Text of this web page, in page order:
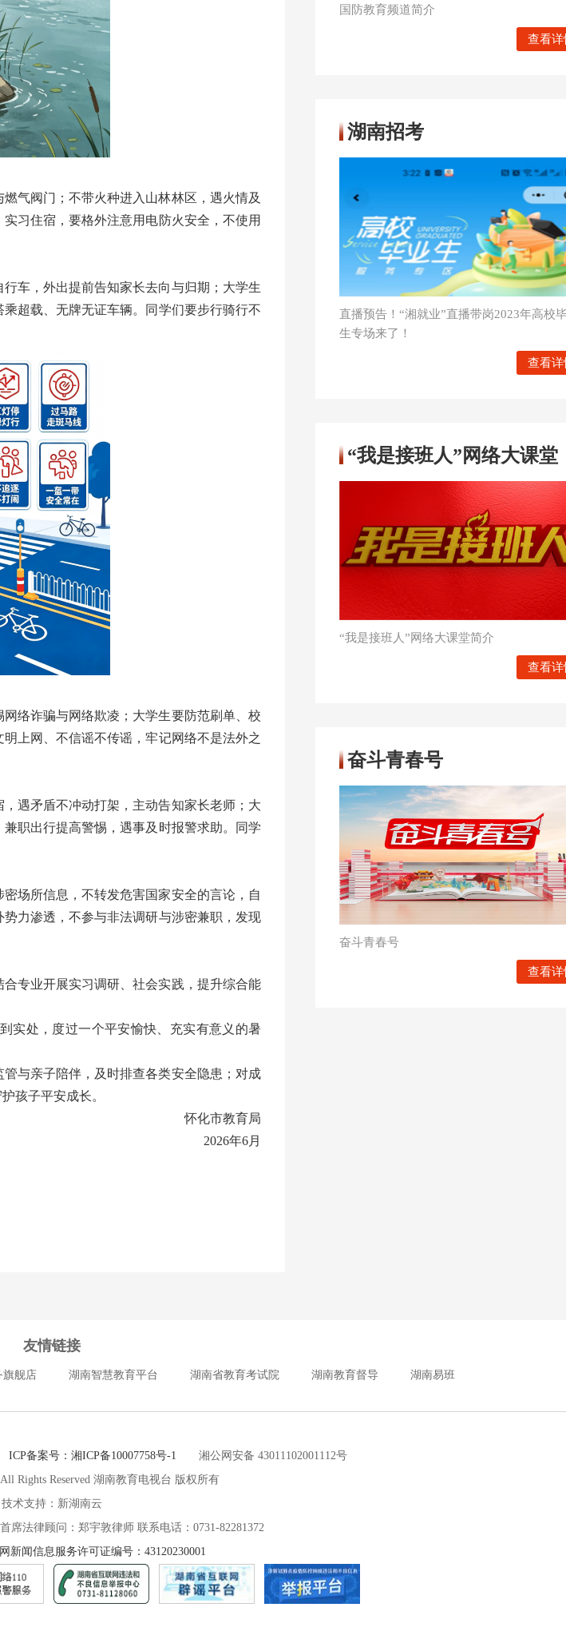
气阀门；不带火种进入山林林区，遇火情及
习住宿，要格外注意用电防火安全，不使用
车，外出提前告知家长去向与归期；大学生
超载、无牌无证车辆。同学们要步行骑行不
络诈骗与网络欺凌；大学生要防范刷单、校
上网、不信谣不传谣，牢记网络不是法外之
遇矛盾不冲动打架，主动告知家长老师；大
职出行提高警惕，遇事及时报警求助。同学
场所信息，不转发危害国家安全的言论，自
力渗透，不参与非法调研与涉密兼职，发现
专业开展实习调研、社会实践，提升综合能
实处，度过一个平安愉快、充实有意义的暑
与亲子陪伴，及时排查各类安全隐患；对成
孩子平安成长。
怀化市教育局
2026年6月
国防教育频道简介
查看详
湖南招考
直播预告！“湘就业”直播带岗2023年高校
生专场来了！
查看详
“我是接班人”网络大课堂
“我是接班人”网络大课堂简介
查看详
奋斗青春号
奋斗青春号
查看详
友情链接
旗舰店 湖南智慧教育平台 湖南省教育考试院 湖南教育督导 湖南易班
ICP备案号：湘ICP备10007758号-1 湘公网安备 43011102001112号
Rights Reserved 湖南教育电视台 版权所有
技术支持：新湖南云
席法律顾问：郑宇敦律师 联系电话：0731-82281372
新闻信息服务许可证编号：43120230001